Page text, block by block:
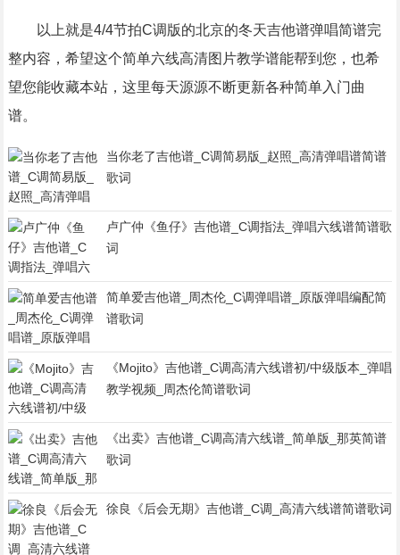
以上就是4/4节拍C调版的北京的冬天吉他谱弹唱简谱完
整内容，希望这个简单六线高清图片教学谱能帮到您，也希
望您能收藏本站，这里每天源源不断更新各种简单入门曲
谱。
当你老了吉他谱_C调简易版_赵照_高清弹唱谱简谱
歌词
卢广仲《鱼仔》吉他谱_C调指法_弹唱六线谱简谱歌
词
简单爱吉他谱_周杰伦_C调弹唱谱_原版弹唱编配简
谱歌词
《Mojito》吉他谱_C调高清六线谱初/中级版本_弹唱
教学视频_周杰伦简谱歌词
《出卖》吉他谱_C调高清六线谱_简单版_那英简谱
歌词
徐良《后会无期》吉他谱_C调_高清六线谱简谱歌词